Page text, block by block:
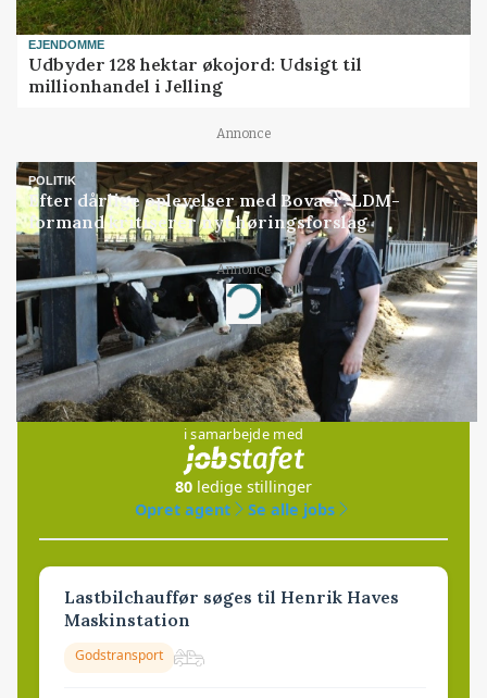
EJENDOMME
Udbyder 128 hektar økojord: Udsigt til
millionhandel i Jelling
Annonce
POLITIK
Efter dårlige oplevelser med Bovaer: LDM-
formand kritiserer nyt høringsforslag
Annonce
Loading...
Jobs
i samarbejde med
80 ledige stillinger
Opret agent
Se alle jobs
Lastbilchauffør søges til Henrik Haves
Maskinstation
Godstransport